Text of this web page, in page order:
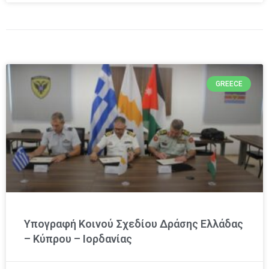
GREECE
Υπογραφή Κοινού Σχεδίου Δράσης Ελλάδας
– Κύπρου – Ιορδανίας